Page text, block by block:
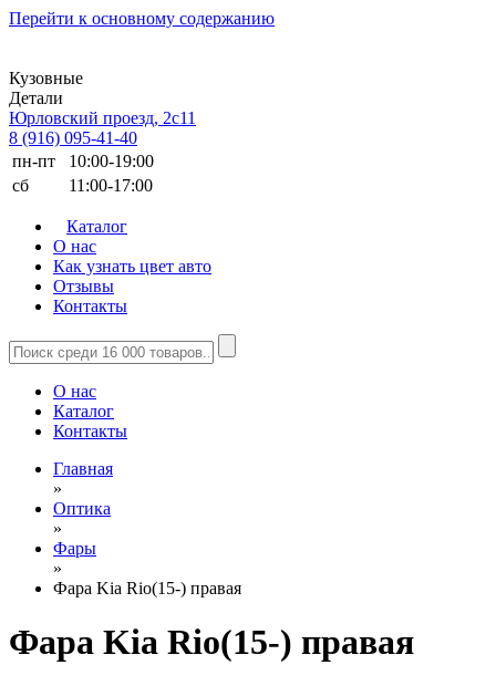
Перейти к основному содержанию
Кузовные
Детали
Юрловский проезд, 2с11
8 (916) 095-41-40
пн-пт
10:00-19:00
сб
11:00-17:00
Каталог
О нас
Как узнать цвет авто
Отзывы
Контакты
О нас
Каталог
Контакты
Главная
»
Оптика
»
Фары
»
Фара Kia Rio(15-) правая
Фара Kia Rio(15-) правая